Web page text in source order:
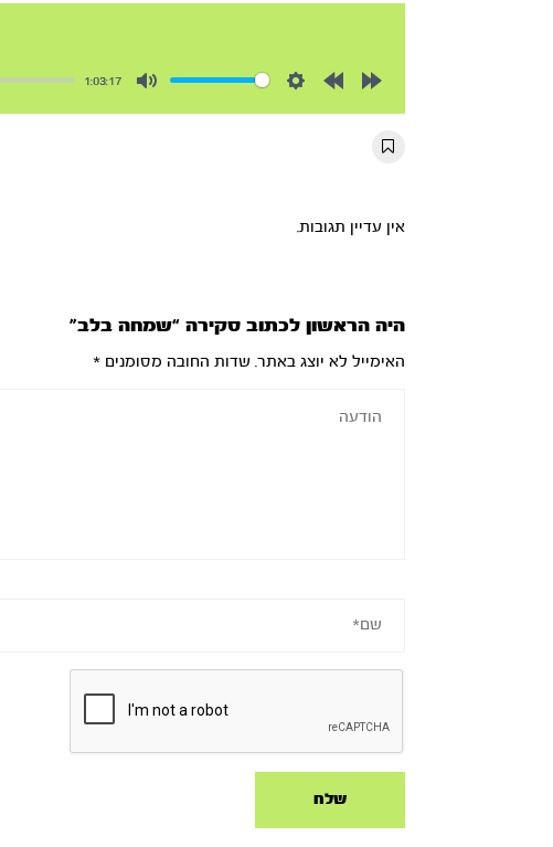
1:03:17
אין עדיין תגובות.
היה הראשון לכתוב סקירה “שמחה בלב”
האימייל לא יוצג באתר. שדות החובה מסומנים*